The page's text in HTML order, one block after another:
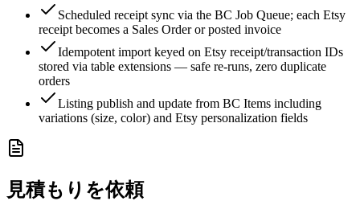
Scheduled receipt sync via the BC Job Queue; each Etsy
receipt becomes a Sales Order or posted invoice
Idempotent import keyed on Etsy receipt/transaction IDs
stored via table extensions — safe re-runs, zero duplicate
orders
Listing publish and update from BC Items including
variations (size, color) and Etsy personalization fields
見積もりを依頼